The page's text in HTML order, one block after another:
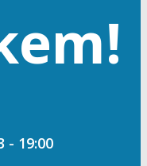
- 19:00